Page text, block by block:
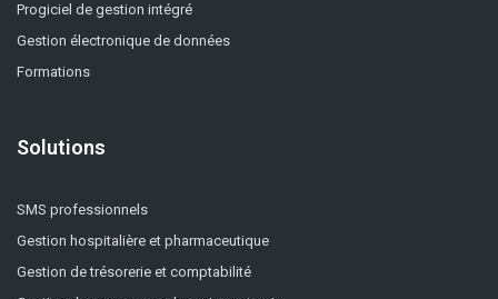
Progiciel de gestion intégré
Gestion électronique de données
Formations
Solutions
SMS professionnels
Gestion hospitalière et pharmaceutique
Gestion de trésorerie et comptabilité